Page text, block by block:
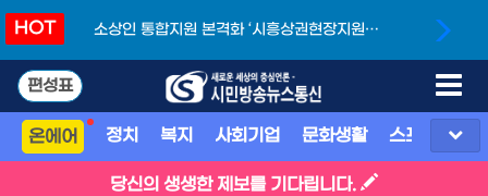
HOT
소상인 통합지원 본격화 ‘시흥상권현장지원단’
편성표
온에어 정치 복지 사회기업 문화생활 스포츠 지
당신의 생생한 제보를 기다립니다.